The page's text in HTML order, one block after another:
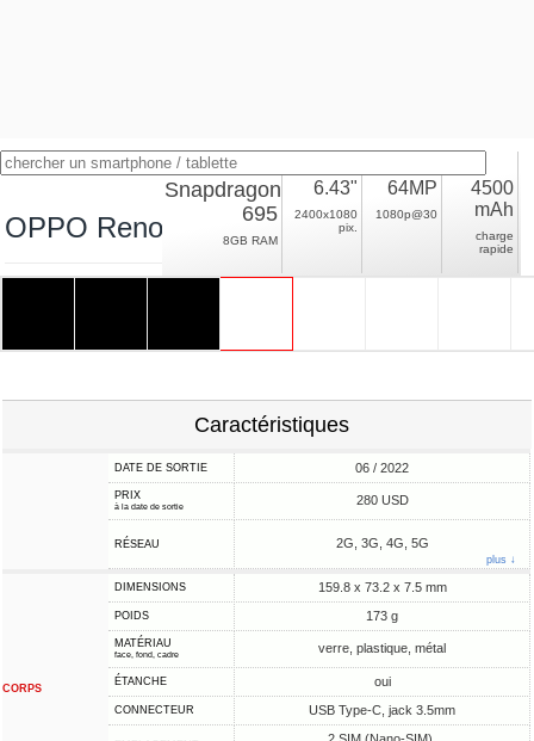
OPPO Reno8 Lite
Snapdragon
695
8GB RAM
6.43"
2400x1080
pix.
64MP
1080p@30
4500
mAh
charge
rapide
Caractéristiques
DATE DE SORTIE 06 / 2022
PRIX
à la date de sortie 280 USD
RÉSEAU 2G, 3G, 4G, 5G
plus ↓
CORPS
DIMENSIONS 159.8 x 73.2 x 7.5 mm
POIDS 173 g
MATÉRIAU
face, fond, cadre verre, plastique, métal
ÉTANCHE oui
CONNECTEUR USB Type-C, jack 3.5mm